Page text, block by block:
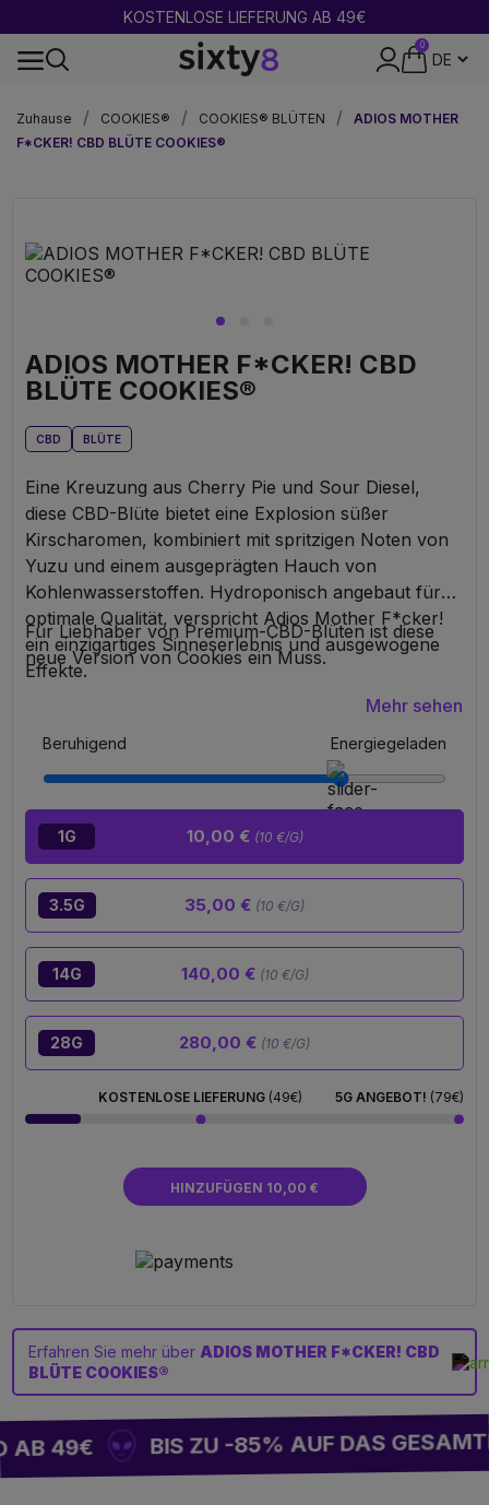
2 GEKAUFT = 1 GRATIS
0
Zuhause
COOKIES® COOKIES® BLÜTEN
ADIOS MOTHER
F*CKER! CBD BLÜTE COOKIES®
ADIOS MOTHER F*CKER! CBD
BLÜTE COOKIES®
CBD BLÜTE
Eine Kreuzung aus Cherry Pie und Sour Diesel,
diese CBD-Blüte bietet eine Explosion süßer
Kirscharomen, kombiniert mit spritzigen Noten von
Yuzu und einem ausgeprägten Hauch von
Kohlenwasserstoffen. Hydroponisch angebaut für
optimale Qualität, verspricht Adios Mother F*cker!
ein einzigartiges Sinneserlebnis und ausgewogene
Effekte.
Für Liebhaber von Premium-CBD-Blüten ist diese
neue Version von Cookies ein Muss.
Mehr sehen
Beruhigend Energiegeladen
1G 10,00 € (10 €/G)
3.5G 35,00 € (10 €/G)
14G 140,00 € (10 €/G)
28G 280,00 € (10 €/G)
KOSTENLOSE LIEFERUNG (49€) 5G ANGEBOT! (79€)
HINZUFÜGEN 10,00 €
Erfahren Sie mehr über ADIOS MOTHER F*CKER! CBD
BLÜTE COOKIES®
49€ BIS ZU -85% AUF DAS